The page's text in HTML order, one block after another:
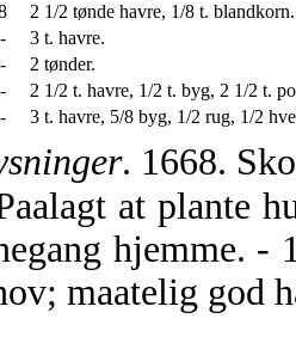
2 1/2 tønde havre, 1/8 t. blandkorn.
-
3 t. havre.
-
2 tønder.
-
2 1/2 t. havre, 1/2 t. byg, 2 1/2 t.
- 3 t. havre, 5/8 byg, 1/2 rug, 1/2
. 1668.
at plante
hjemme. -
maatelig god